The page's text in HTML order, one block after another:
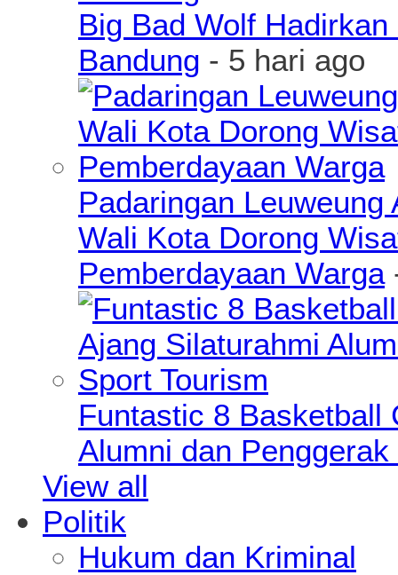
Big Bad Wolf
Bandung - 5 hari ago
Padaringan
Wali Kota Dorong
Pemberdayaan Warga
Funtastic 8 Basketball
Alumni dan
View all
Politik
Hukum dan Kriminal